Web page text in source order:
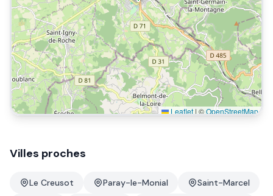
Leaflet | ©OpenStreetMap
Villes proches
Le Creusot Paray-le-Monial Saint-Marcel